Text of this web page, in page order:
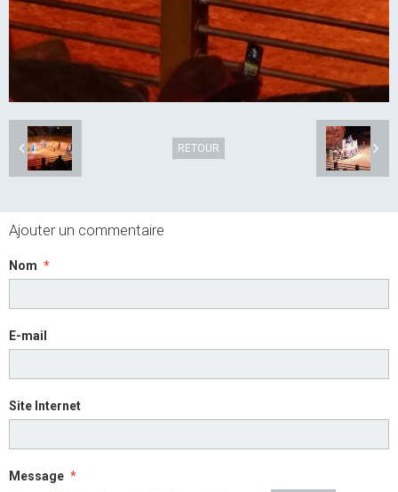
RETOUR
Ajouter un commentaire
Nom
E-mail
Site Internet
Message